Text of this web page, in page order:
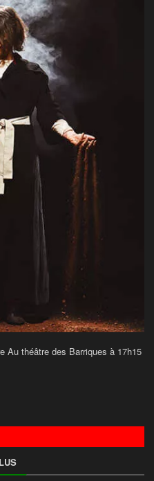
Au théâtre des Barriques à 17h15